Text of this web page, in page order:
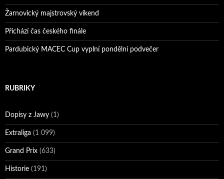
Žarnovický majstrovský víkend
Přichází čas českého finále
Pardubický MACEC Cup vyplní pondělní podvečer
RUBRIKY
Dopisy z Jawy (1)
Extraliga (1 099)
Grand Prix (633)
Historie (191)